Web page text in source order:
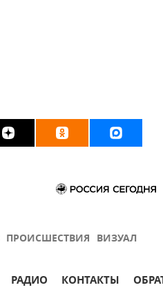
ПРОИСШЕСТВИЯ ВИЗУАЛ
РАДИО КОНТАКТЫ